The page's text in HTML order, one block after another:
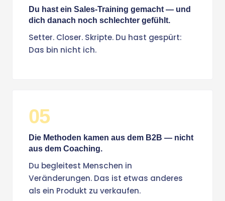
Du hast ein Sales-Training gemacht — und
dich danach noch schlechter gefühlt.
Setter. Closer. Skripte. Du hast gespürt:
Das bin nicht ich.
05
Die Methoden kamen aus dem B2B — nicht
aus dem Coaching.
Du begleitest Menschen in
Veränderungen. Das ist etwas anderes
als ein Produkt zu verkaufen.